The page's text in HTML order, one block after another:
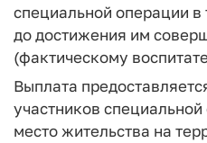
специальной операции в
до достижения им
(фактическому
Выплата
участников
место жительства на